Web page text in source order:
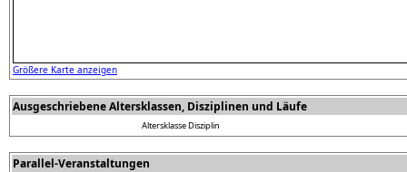
Größere Karte anzeigen
Ausgeschriebene Altersklassen, Disziplinen und Läufe
AltersklasseDisziplin
Parallel-Veranstaltungen